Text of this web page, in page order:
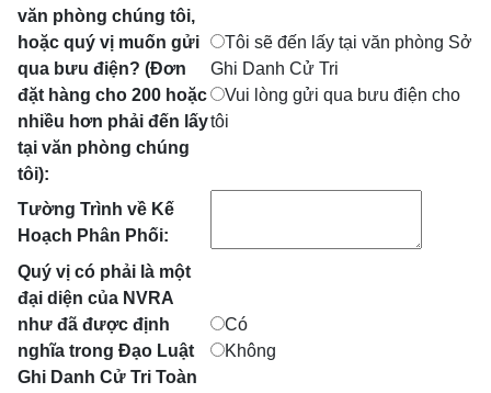
văn phòng chúng tôi,
hoặc quý vị muốn gửi
qua bưu điện? (Đơn
đặt hàng cho 200 hoặc
nhiều hơn phải đến lấy
tại văn phòng chúng
tôi):
Tôi sẽ đến lấy tại văn phòng Sở
Ghi Danh Cử Tri
Vui lòng gửi qua bưu điện cho
tôi
Tường Trình về Kế
Hoạch Phân Phối:
Quý vị có phải là một
đại diện của NVRA
như đã được định
nghĩa trong Đạo Luật
Ghi Danh Cử Tri Toàn
Có
Không